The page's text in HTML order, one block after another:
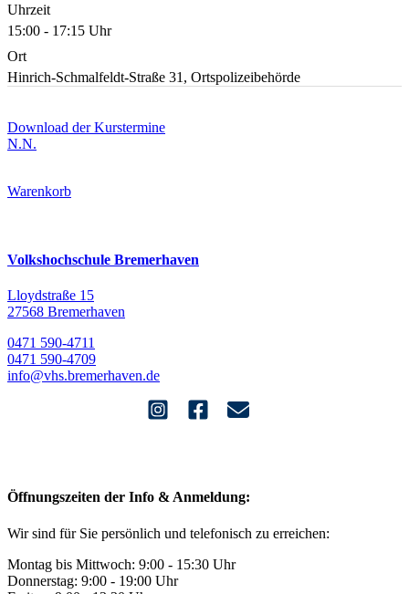
Uhrzeit
15:00 - 17:15 Uhr
Ort
Hinrich-Schmalfeldt-Straße 31, Ortspolizeibehörde
Download der Kurstermine
N.N.
Warenkorb
Volkshochschule Bremerhaven
Lloydstraße 15
27568 Bremerhaven
0471 590-4711
0471 590-4709
info@vhs.bremerhaven.de
Öffnungszeiten der Info & Anmeldung:
Wir sind für Sie persönlich und telefonisch zu erreichen:
Montag bis Mittwoch: 9:00 - 15:30 Uhr
Donnerstag: 9:00 - 19:00 Uhr